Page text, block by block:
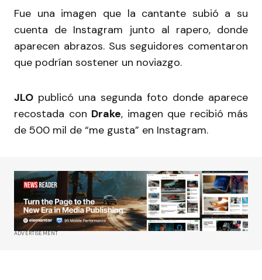
Fue una imagen que la cantante subió a su
cuenta de Instagram junto al rapero, donde
aparecen abrazos. Sus seguidores comentaron
que podrían sostener un noviazgo.
JLO publicó una segunda foto donde aparece
recostada con Drake, imagen que recibió más
de 500 mil de “me gusta” en Instagram.
ADVERTISEMENT